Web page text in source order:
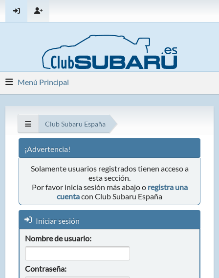
Menú Principal
Club Subaru España
¡Advertencia!
Solamente usuarios registrados tienen acceso a
esta sección.
Por favor inicia sesión más abajo o registra una
cuentacon Club Subaru España
Iniciar sesión
Nombre de usuario:
Contraseña: